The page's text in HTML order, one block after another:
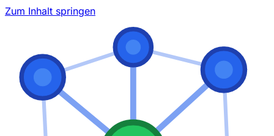
Zum Inhalt springen